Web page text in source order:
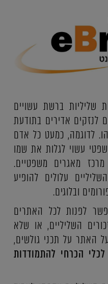
שליליות ברשת עשויים
לנזקים אדירים בתודעת
לדוגמה, כמעט כל אדם
עשוי לגלות את שמו
מאגרים משפטיים.
עלולים להופיע
ובלוגים.
לפנות לכל האתרים
השליליים, או שלא
האתר על תכני גולשים,
הכרחי להתמודדות